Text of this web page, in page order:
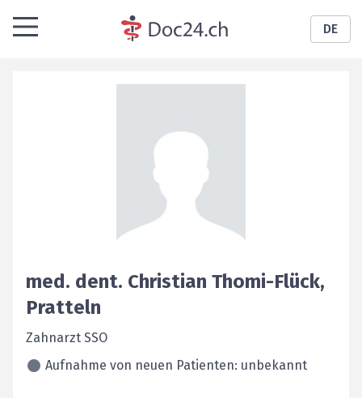
DE
med. dent. Christian Thomi-Flück,
Pratteln
Zahnarzt SSO
Aufnahme von neuen Patienten: unbekannt